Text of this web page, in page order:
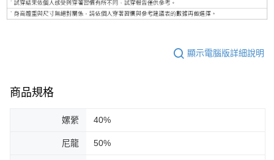
顯示電腦版詳細說明
商品規格
嫘縈 40%
尼龍 50%